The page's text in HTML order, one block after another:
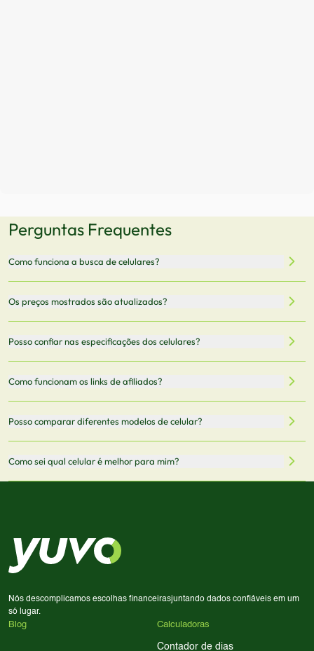
Perguntas Frequentes
Como funciona a busca de celulares?
armazenamento, memória RAM, bateria e conectividade
5G.
Os preços mostrados são atualizados?
vendedor antes de finalizar sua compra.
Posso confiar nas especificações dos celulares?
informações mais recentes de cada modelo.
Como funcionam os links de afiliados?
comissão sem custo adicional para você.
Posso comparar diferentes modelos de celular?
Sim! Você pode selecionar até 3 celulares para comparar
Como sei qual celular é melhor para mim?
processador e bateria são essenciais. Use nossos filtros
para encontrar o celular ideal.
Nós descomplicamos escolhas financeirasjuntando dados confiáveis em um
só lugar.
Blog Calculadoras
Contador de dias